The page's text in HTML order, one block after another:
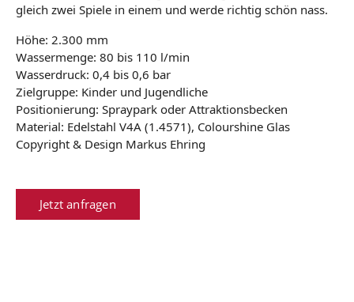
gleich zwei Spiele in einem und werde richtig schön nass.
Höhe: 2.300 mm
Wassermenge: 80 bis 110 l/min
Wasserdruck: 0,4 bis 0,6 bar
Zielgruppe: Kinder und Jugendliche
Positionierung: Spraypark oder Attraktionsbecken
Material: Edelstahl V4A (1.4571), Colourshine Glas
Copyright & Design Markus Ehring
Jetzt anfragen